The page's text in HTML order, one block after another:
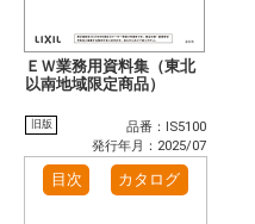
ＥＷ業務用資料集（東北
以南地域限定商品）
旧版
品番：IS5100
発行年月：2025/07
目次 カタログ